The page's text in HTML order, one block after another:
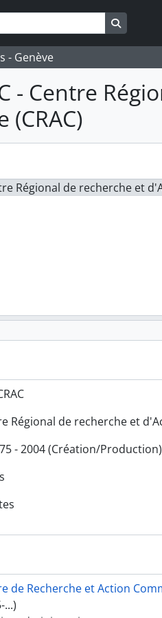
- Genève
- Centre
Régional de recherche et
Régional de recherche et
- 2004 (Création/Production)
de Recherche et Action
...)